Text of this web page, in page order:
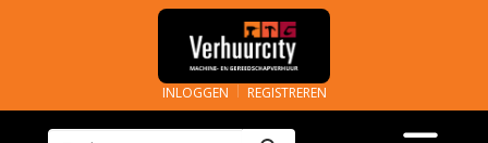
INLOGGEN REGISTREREN